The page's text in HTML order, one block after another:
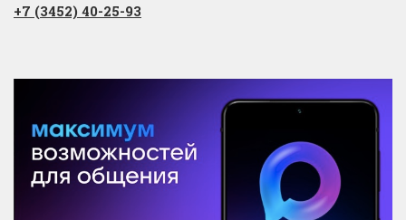
+7 (3452) 40-25-93